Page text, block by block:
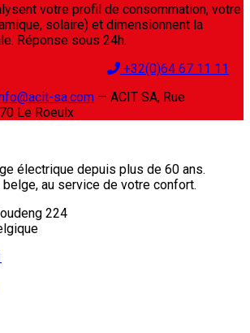
votre profil de consommation, votre
solaire) et dimensionnent la
Réponse sous 24h.
+32(0)64 67 11 11
sa.com — ACIT SA, Rue
Le Roeulx
électrique depuis plus de 60 ans.
au service de votre confort.
224